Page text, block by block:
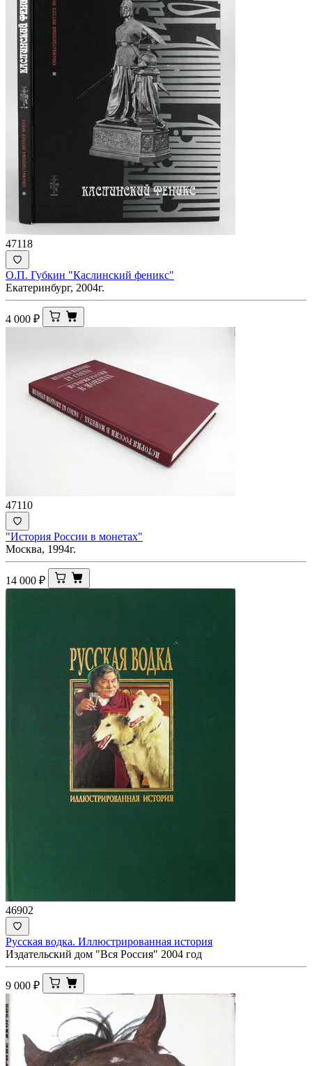
47118
О.П. Губкин "Каслинский феникс"
Екатеринбург, 2004г.
4 000 ₽
47110
"История России в монетах"
Москва, 1994г.
14 000 ₽
46902
Русская водка. Иллюстрированная история
Издательский дом "Вся Россия" 2004 год
9 000 ₽